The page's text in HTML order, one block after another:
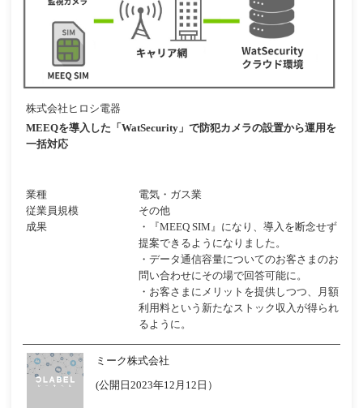
株式会社ヒロシ電器
MEEQを導入した「WatSecurity」で防犯カメラの設置から運用を
一括対応
業種
電気・ガス業
従業員規模
その他
成果
・『MEEQ SIM』になり、導入を断念せず
提案できるようになりました。
・データ通信容量についてのお客さまのお
問い合わせにその場で回答可能に。
・お客さまにメリットを提供しつつ、月額
利用料という新たなストック収入が得られ
るように。
ミーク株式会社
(公開日2023年12月12日）